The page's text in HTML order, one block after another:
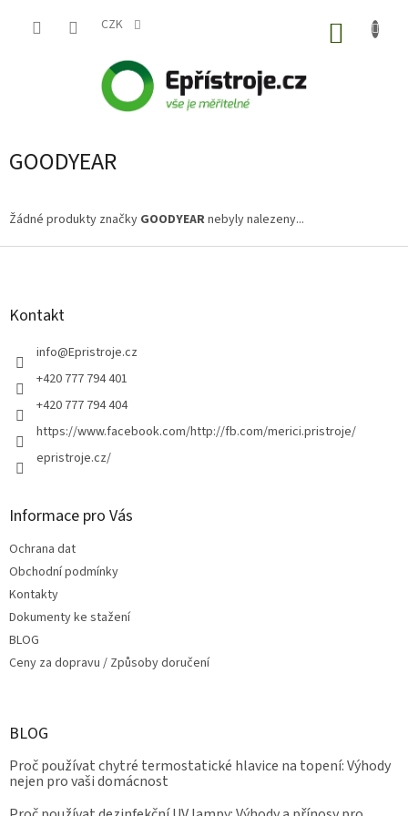
CZK
GOODYEAR
Žádné produkty značky GOODYEARnebyly nalezeny...
Z
Kontakt
info@Epristroje.cz
+420 777 794 401
+420 777 794 404
https://www.facebook.com/http://fb.com/merici.pristroje/
epristroje.cz/
Informace pro Vás
Ochrana dat
Obchodní podmínky
Kontakty
Dokumenty ke stažení
BLOG
Ceny za dopravu / Způsoby doručení
BLOG
Proč používat chytré termostatické hlavice na topení: Výhody
nejen pro vaši domácnost